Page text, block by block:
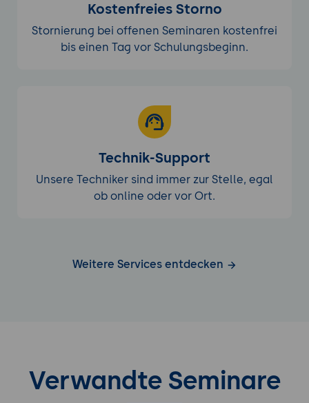
Kostenfreies Storno
Stornierung bei offenen Seminaren kostenfrei
bis einen Tag vor Schulungsbeginn.
Technik-Support
Unsere Techniker sind immer zur Stelle, egal
ob online oder vor Ort.
Weitere Services entdecken
Verwandte Seminare